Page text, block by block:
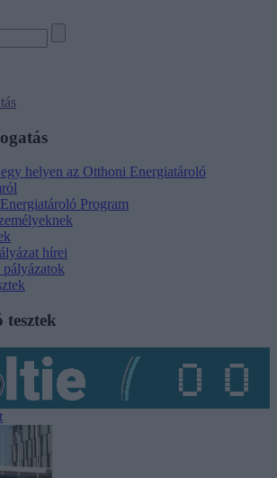
helyen az Otthoni Energiatároló
Program
hírei